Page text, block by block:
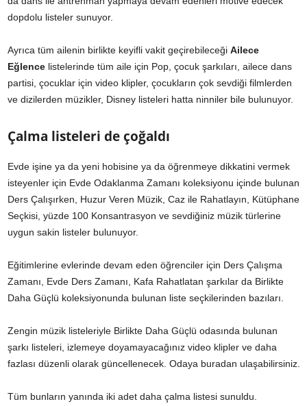
dopdolu listeler sunuyor.
Ayrıca tüm ailenin birlikte keyifli vakit geçirebileceği Ailece
Eğlence listelerinde tüm aile için Pop, çocuk şarkıları, ailece dans
partisi, çocuklar için video klipler, çocukların çok sevdiği filmlerden
ve dizilerden müzikler, Disney listeleri hatta ninniler bile bulunuyor.
Çalma listeleri de çoğaldı
Evde işine ya da yeni hobisine ya da öğrenmeye dikkatini vermek
isteyenler için Evde Odaklanma Zamanı koleksiyonu içinde bulunan
Ders Çalışırken, Huzur Veren Müzik, Caz ile Rahatlayın, Kütüphane
Seçkisi, yüzde 100 Konsantrasyon ve sevdiğiniz müzik türlerine
uygun sakin listeler bulunuyor.
Eğitimlerine evlerinde devam eden öğrenciler için Ders Çalışma
Zamanı, Evde Ders Zamanı, Kafa Rahatlatan şarkılar da Birlikte
Daha Güçlü koleksiyonunda bulunan liste seçkilerinden bazıları.
Zengin müzik listeleriyle Birlikte Daha Güçlü odasında bulunan
şarkı listeleri, izlemeye doyamayacağınız video klipler ve daha
fazlası düzenli olarak güncellenecek. Odaya buradan ulaşabilirsiniz.
Tüm bunların yanında iki adet daha çalma listesi sunuldu.